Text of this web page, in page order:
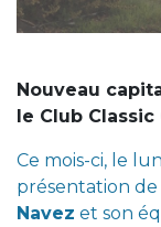
Nouveau
le Club Classic
Ce mois-ci, le
présentation
Navez et son